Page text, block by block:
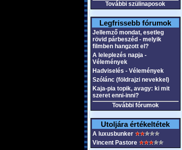
További szülinaposok
Legfrissebb fórumok
Jellemző mondat, esetleg
rövid párbeszéd - melyik
filmben hangzott el?
A leleplezés napja -
Vélemények
Hadviselés - Vélemények
Szólánc (földrajzi nevekkel)
Kaja-pia topik, avagy: ki mit
szeret enni-inni?
További fórumok
Utoljára értékeltétek
A luxusbunker
Vincent Pastore